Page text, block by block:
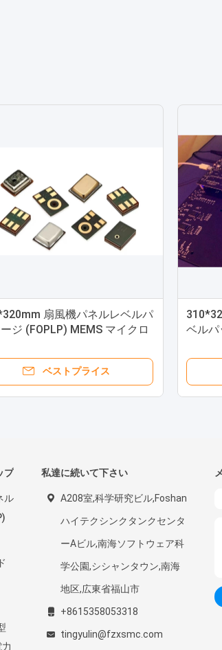
扇風機パネルレベルパ
ジ (FOPLP) MEMS マイクロ
ベストプライス
ベルパ
プ
ル
私達に続いて下さい
A208室,科学研究ビル,Foshan
ハイテクシンクタンクセンタ
ーAビル,南海ソフトウェア科
学公園,シシャンタウン,南海
地区,広東省福山市
+8615358053318
tingyulin@fzxsmc.com